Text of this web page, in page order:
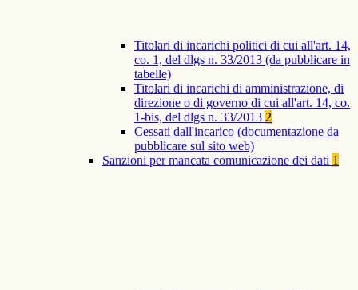
Titolari di incarichi politici di cui all'art. 14,
co. 1, del dlgs n. 33/2013 (da pubblicare in
tabelle)
Titolari di incarichi di amministrazione, di
direzione o di governo di cui all'art. 14, co.
1-bis, del dlgs n. 33/2013 2
Cessati dall'incarico (documentazione da
pubblicare sul sito web)
Sanzioni per mancata comunicazione dei dati 1